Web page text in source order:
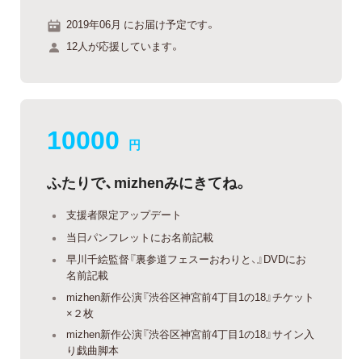
2019年06月 にお届け予定です。
12人が応援しています。
10000 円
ふたりで、mizhenみにきてね。
支援者限定アップデート
当日パンフレットにお名前記載
早川千絵監督『裏参道フェスーおわりと、』DVDにお
名前記載
mizhen新作公演『渋谷区神宮前4丁目1の18』チケット
×２枚
mizhen新作公演『渋谷区神宮前4丁目1の18』サイン入
り戯曲脚本